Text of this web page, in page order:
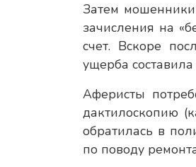
Затем
зачисления на
счет. Вскоре
ущерба
Аферисты
дактилоскопию
обратилась в
по поводу